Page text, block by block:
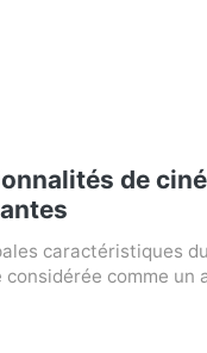
de
caractéristiques
comme un